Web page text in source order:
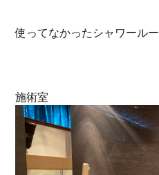
使ってなかったシャワール
施術室